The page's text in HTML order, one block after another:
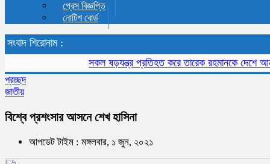
প্রেস বিজ্ঞপ্তি
নোটিশ বোর্ড
সংবাদ শিরোনাম :
সকল ষড়যন্ত্র প্রতিহত করে তারেক রহমানকে দেশে আনতে
প্রচ্ছদ
জাতীয়
বিশ্বে প্রশংসার আসনে শেখ হাসিনা
আপডেট টাইম : মঙ্গলবার, ১ জুন, ২০২১